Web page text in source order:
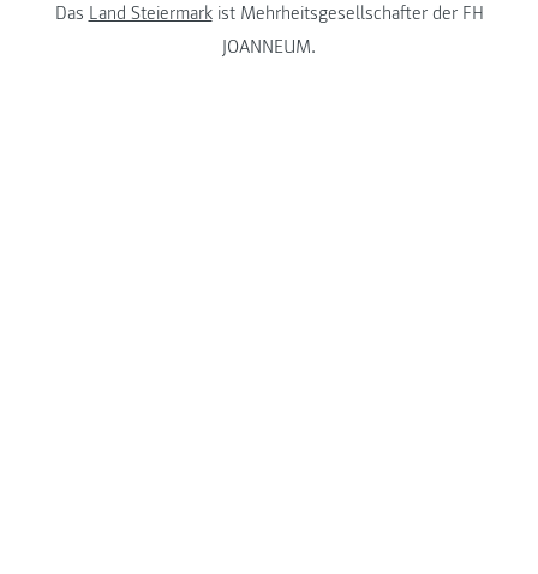
Das Land Steiermarkist Mehrheitsgesellschafter der FH
JOANNEUM.